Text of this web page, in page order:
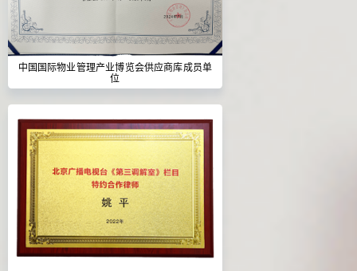
中国国际物业管理产业博览会供应商库成员单
位